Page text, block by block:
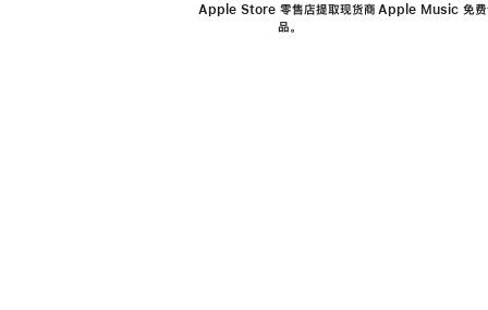
Apple Store 零售店提取现货商
品。
Apple Music 免费